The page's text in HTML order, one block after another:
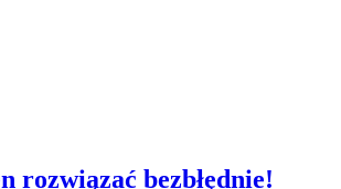
rozwiązać bezbłędnie!